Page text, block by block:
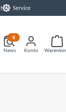
Service
News
8
Konto